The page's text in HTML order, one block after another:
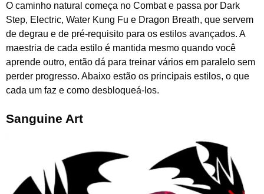
O caminho natural começa no Combat e passa por Dark
Step, Electric, Water Kung Fu e Dragon Breath, que servem
de degrau e de pré-requisito para os estilos avançados. A
maestria de cada estilo é mantida mesmo quando você
aprende outro, então dá para treinar vários em paralelo sem
perder progresso. Abaixo estão os principais estilos, o que
cada um faz e como desbloqueá-los.
Sanguine Art